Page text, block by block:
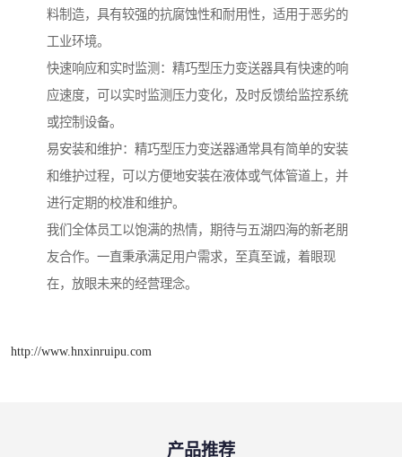
料制造，具有较强的抗腐蚀性和耐用性，适用于恶劣的
工业环境。
快速响应和实时监测：精巧型压力变送器具有快速的响
应速度，可以实时监测压力变化，及时反馈给监控系统
或控制设备。
易安装和维护：精巧型压力变送器通常具有简单的安装
和维护过程，可以方便地安装在液体或气体管道上，并
进行定期的校准和维护。
我们全体员工以饱满的热情，期待与五湖四海的新老朋
友合作。一直秉承满足用户需求，至真至诚，着眼现
在，放眼未来的经营理念。
http://www.hnxinruipu.com
产品推荐